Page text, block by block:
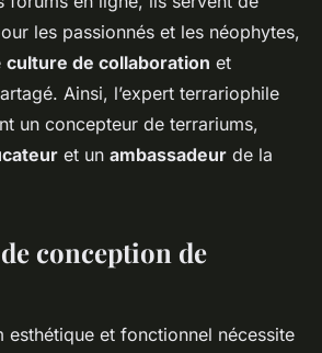
les passionnés et les néophytes,
culture de collaboration et
Ainsi, l’expert terrariophile
un concepteur de terrariums,
et un ambassadeur de la
conception de
esthétique et fonctionnel nécessite